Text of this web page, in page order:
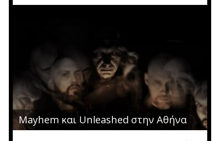
Mayhem και Unleashed στην Αθήνα